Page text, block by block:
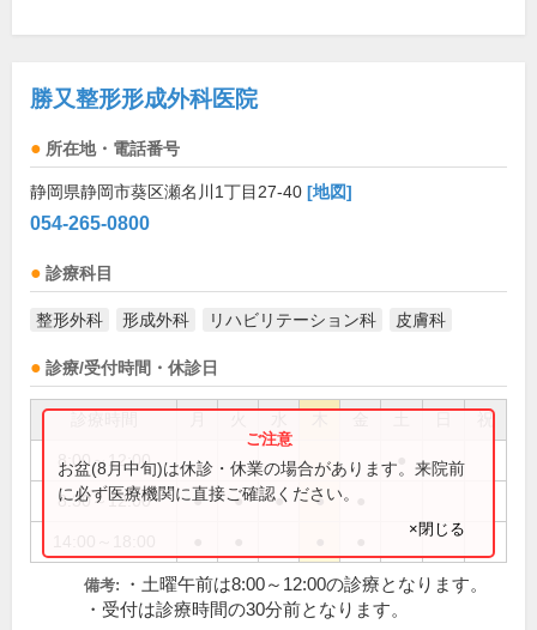
勝又整形形成外科医院
所在地・電話番号
静岡県静岡市葵区瀬名川1丁目27-40 [地図]
054-265-0800
診療科目
整形外科 形成外科 リハビリテーション科 皮膚科
診療/受付時間・休診日
祝
8:00～12:00
8:30～12:00 ● ● ● ●
お盆(8月中旬)は休診・休業の場合があります。来院前
に必ず医療機関に直接ご確認ください。
×閉じる
備考:
・土曜午前は8:00～12:00の診療となります。
・受付は診療時間の30分前となります。